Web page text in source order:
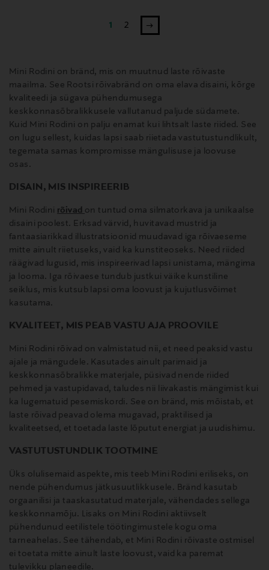
1 2
Mini Rodini on bränd, mis on muutnud laste rõivaste
maailma. See Rootsi rõivabränd on oma elava disaini, kõrge
kvaliteedi ja sügava pühendumusega
keskkonnasõbralikkusele vallutanud paljude südamete.
Kuid Mini Rodini on palju enamat kui lihtsalt laste riided. See
on lugu sellest, kuidas lapsi saab riietada vastutustundlikult,
tegemata samas kompromisse mängulisuse ja loovuse
osas.
DISAIN, MIS INSPIREERIB
Mini Rodini rõivad on tuntud oma silmatorkava ja unikaalse
disaini poolest. Erksad värvid, huvitavad mustrid ja
fantaasiarikkad illustratsioonid muudavad iga rõivaeseme
mitte ainult riietuseks, vaid ka kunstiteoseks. Need riided
räägivad lugusid, mis inspireerivad lapsi unistama, mängima
ja looma. Iga rõivaese tundub justkui väike kunstiline
seiklus, mis kutsub lapsi oma loovust ja kujutlusvõimet
kasutama.
KVALITEET, MIS PEAB VASTU AJA PROOVILE
Mini Rodini rõivad on valmistatud nii, et need peaksid vastu
ajale ja mängudele. Kasutades ainult parimaid ja
keskkonnasõbralikke materjale, püsivad nende riided
pehmed ja vastupidavad, taludes nii liivakastis mängimist kui
ka lugematuid pesemiskordi. See on bränd, mis mõistab, et
laste rõivad peavad olema mugavad, praktilised ja
kvaliteetsed, et toetada laste lõputut energiat ja uudishimu.
VASTUTUSTUNDLIK TOOTMINE
Üks olulisemaid aspekte, mis teeb Mini Rodini eriliseks, on
nende pühendumus jätkusuutlikkusele. Bränd kasutab
orgaanilisi ja taaskasutatud materjale, vähendades sellega
keskkonnamõju. Lisaks on Mini Rodini aktiivselt
pühendunud eetilistele töötingimustele kogu oma
tarneahelas. See tähendab, et Mini Rodini rõivaste ostmisel
ei toetata mitte ainult laste loovust, vaid ka paremat
tulevikku planeedile.